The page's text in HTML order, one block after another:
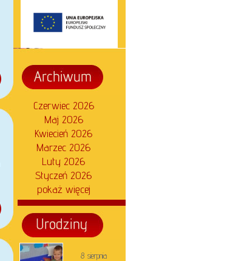
Czerwiec 2026
Maj 2026
Kwiecień 2026
Marzec 2026
Luty 2026
Styczeń 2026
pokaż więcej
8 sierpnia